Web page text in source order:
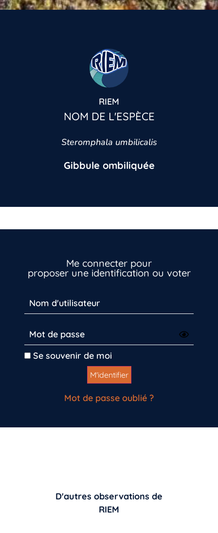
RIEM
NOM DE L'ESPÈCE
Steromphala umbilicalis
Gibbule ombiliquée
Me connecter pour
proposer une identification ou voter
Se souvenir de moi
Mot de passe oublié ?
D'autres observations de
RIEM